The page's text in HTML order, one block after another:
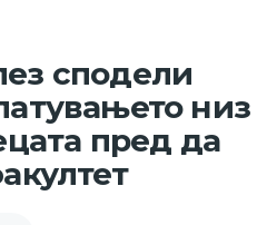
сподели
низ
пред да